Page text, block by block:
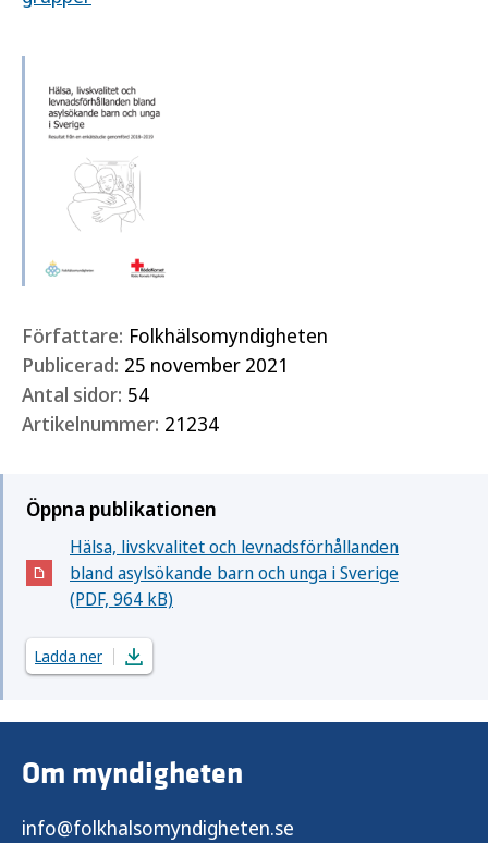
Författare: Folkhälsomyndigheten
Publicerad: 25 november 2021
Antal sidor: 54
Artikelnummer: 21234
Öppna publikationen
Hälsa, livskvalitet och levnadsförhållanden
bland asylsökande barn och unga i Sverige
(PDF, 964 kB)
(Öppnas i nytt fönster)
Ladda ner
Om myndigheten
info@folkhalsomyndigheten.se